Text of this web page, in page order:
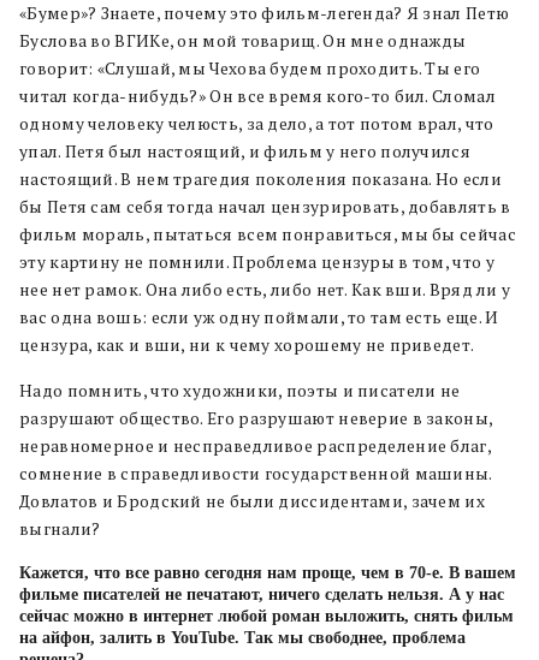
«Бумер»? Знаете, почему это фильм-легенда? Я знал Петю
Буслова во ВГИКе, он мой товарищ. Он мне однажды
говорит: «Слушай, мы Чехова будем проходить. Ты его
читал когда-нибудь?» Он все время кого-то бил. Сломал
одному человеку челюсть, за дело, а тот потом врал, что
упал. Петя был настоящий, и фильм у него получился
настоящий. В нем трагедия поколения показана. Но если
бы Петя сам себя тогда начал цензурировать, добавлять в
фильм мораль, пытаться всем понравиться, мы бы сейчас
эту картину не помнили. Проблема цензуры в том, что у
нее нет рамок. Она либо есть, либо нет. Как вши. Вряд ли у
вас одна вошь: если уж одну поймали, то там есть еще. И
цензура, как и вши, ни к чему хорошему не приведет.
Надо помнить, что художники, поэты и писатели не
разрушают общество. Его разрушают неверие в законы,
неравномерное и несправедливое распределение благ,
сомнение в справедливости государственной машины.
Довлатов и Бродский не были диссидентами, зачем их
выгнали?
Кажется, что все равно сегодня нам проще, чем в 70-е. В вашем
фильме писателей не печатают, ничего сделать нельзя. А у нас
сейчас можно в интернет любой роман выложить, снять фильм
на айфон, залить в YouTube. Так мы свободнее, проблема